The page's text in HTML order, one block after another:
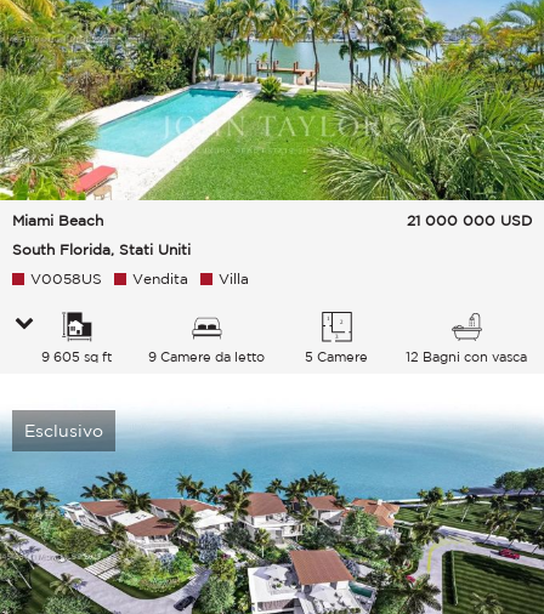
Miami Beach
South Florida, Stati Uniti
21 000 000 USD
V0058US Vendita Villa
9 605 sq ft 9 Camere da letto 5 Camere 12 Bagni con vasca
Esclusivo